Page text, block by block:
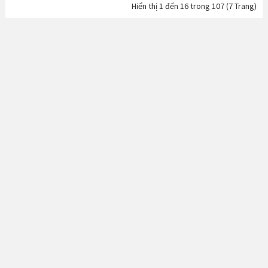
Hiển thị 1 đến 16 trong 107 (7 Trang)